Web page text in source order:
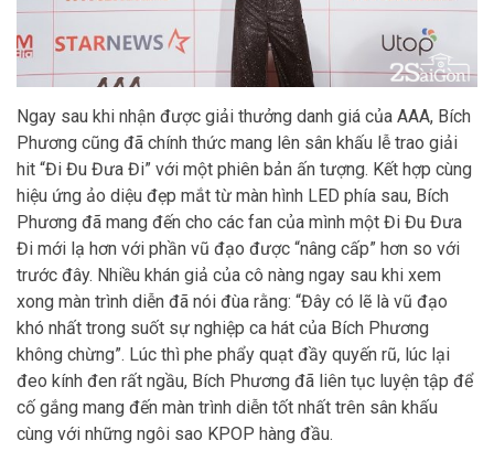
Ngay sau khi nhận được giải thưởng danh giá của AAA, Bích
Phương cũng đã chính thức mang lên sân khấu lễ trao giải
hit “Đi Đu Đưa Đi” với một phiên bản ấn tượng. Kết hợp cùng
hiệu ứng ảo diệu đẹp mắt từ màn hình LED phía sau, Bích
Phương đã mang đến cho các fan của mình một Đi Đu Đưa
Đi mới lạ hơn với phần vũ đạo được “nâng cấp” hơn so với
trước đây. Nhiều khán giả của cô nàng ngay sau khi xem
xong màn trình diễn đã nói đùa rằng: “Đây có lẽ là vũ đạo
khó nhất trong suốt sự nghiệp ca hát của Bích Phương
không chừng”. Lúc thì phe phẩy quạt đầy quyến rũ, lúc lại
đeo kính đen rất ngầu, Bích Phương đã liên tục luyện tập để
cố gắng mang đến màn trình diễn tốt nhất trên sân khấu
cùng với những ngôi sao KPOP hàng đầu.